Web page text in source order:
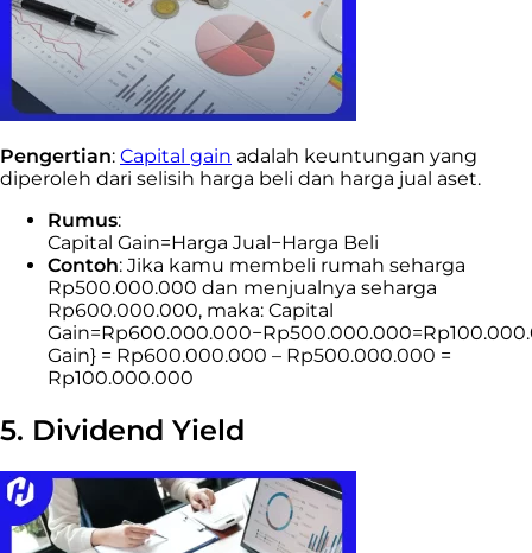
Pengertian: Capital gain adalah keuntungan yang
diperoleh dari selisih harga beli dan harga jual aset.
Rumus:
Capital Gain=Harga Jual−Harga Beli
Contoh: Jika kamu membeli rumah seharga
Rp500.000.000 dan menjualnya seharga
Rp600.000.000, maka: Capital
Gain} = Rp600.000.000 – Rp500.000.000 =
Rp100.000.000
5. Dividend Yield